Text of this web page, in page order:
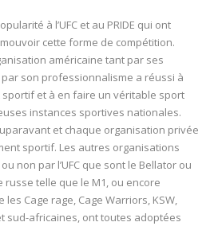
à l’UFC et au PRIDE qui ont
cette forme de compétition.
américaine tant par ses
son professionnalisme a réussi à
et à en faire un véritable sport
instances sportives nationales.
et chaque organisation privée
sportif. Les autres organisations
non par l’UFC que sont le Bellator ou
russe telle que le M1, ou encore
Cage rage, Cage Warriors, KSW,
sud-africaines, ont toutes adoptées